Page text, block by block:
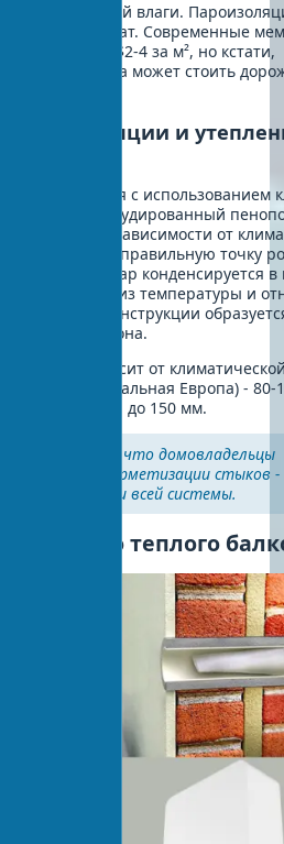
от внешней влаги.
конденсат. Современные
лет и стоят $2-4 за м², но кстати,
балкона может стоить
теплоизоляции и
выполняется с использованием
Экструдированный
два слоя в зависимости от
обеспечить правильную точку
водяной пар конденсируется в
исходя из температуры и
внутри конструкции
за 2-3 сезона.
зависит от
центральная Европа) -
регионов - до 150 мм.
часто замечаю, что домовладельцы
важность герметизации стыков
эффективности всей системы.
теплого